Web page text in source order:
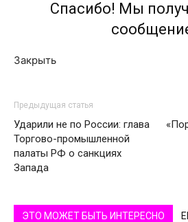
Спасибо! Мы
Закрыть
Предыдущая статья
Ударили не по России: глава
Торгово-промышленной
палаты РФ о санкциях
Запада
ЭТО МОЖЕТ БЫТЬ ИНТЕРЕСНО